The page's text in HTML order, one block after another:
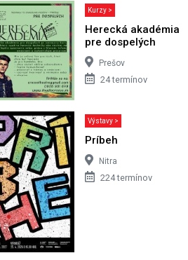
Kurzy >
Herecká akadémia
pre dospelých
Prešov
24 termínov
Výstavy >
Príbeh
Nitra
224 termínov